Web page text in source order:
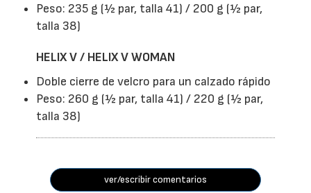
Peso: 235 g (½ par, talla 41) / 200 g (½ par,
talla 38)
HELIX V / HELIX V WOMAN
Doble cierre de velcro para un calzado rápido
Peso: 260 g (½ par, talla 41) / 220 g (½ par,
talla 38)
ver/escribir comentarios